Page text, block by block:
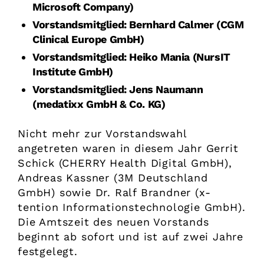
Microsoft Company)
Vorstandsmitglied: Bernhard Calmer (CGM
Clinical Europe GmbH)
Vorstandsmitglied: Heiko Mania (NursIT
Institute GmbH)
Vorstandsmitglied: Jens Naumann
(medatixx GmbH & Co. KG)
Nicht mehr zur Vorstandswahl
angetreten waren in diesem Jahr Gerrit
Schick (CHERRY Health Digital GmbH),
Andreas Kassner (3M Deutschland
GmbH) sowie Dr. Ralf Brandner (x-
tention Informationstechnologie GmbH).
Die Amtszeit des neuen Vorstands
beginnt ab sofort und ist auf zwei Jahre
festgelegt.